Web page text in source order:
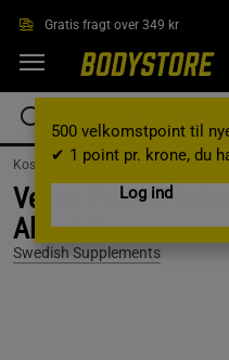
Gratis fragt over 349 kr
500 velkomstpoint til
✔ 1 point pr. krone, du
Log ind
Kosttilskud / Proteinpulver /
Vegan Protein
Almond
Swedish Supplements